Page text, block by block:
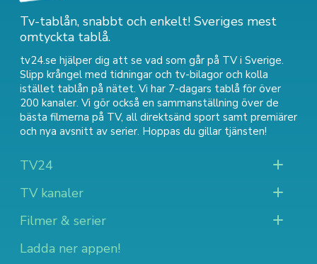
Tv-tablån, snabbt och enkelt! Sveriges mest
omtyckta tablå.
tv24.se hjälper dig att se vad som går på TV i Sverige.
Slipp krångel med tidningar och tv-bilagor och kolla
istället tablån på nätet. Vi har 7-dagars tablå för över
200 kanaler. Vi gör också en sammanställning över de
bästa filmerna på TV, all direktsänd sport samt premiärer
och nya avsnitt av serier. Hoppas du gillar tjänsten!
TV24
TV kanaler
Filmer & serier
Ladda ner appen!